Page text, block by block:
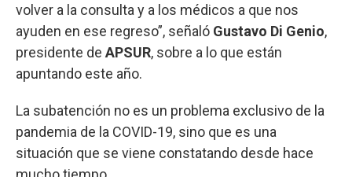
volver a la consulta y a los médicos a que nos
ayuden en ese regreso”, señaló Gustavo Di Genio,
presidente de APSUR, sobre a lo que están
apuntando este año.
La subatención no es un problema exclusivo de la
pandemia de la COVID-19, sino que es una
situación que se viene constatando desde hace